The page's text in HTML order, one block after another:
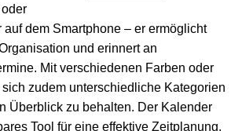
dem Smartphone – er ermöglicht
und erinnert an
Mit verschiedenen Farben oder
zudem unterschiedliche Kategorien
Überblick zu behalten. Der Kalender
Tool für eine effektive Zeitplanung.